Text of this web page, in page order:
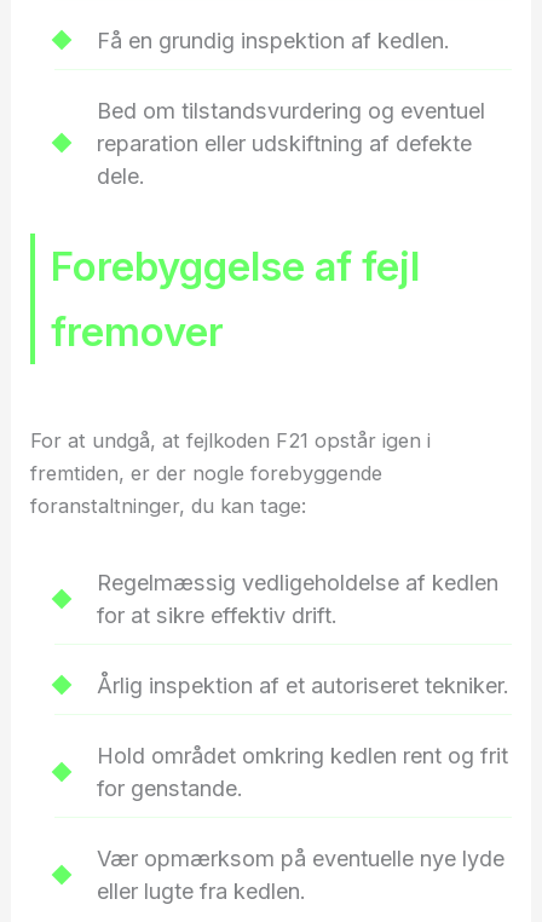
Få en grundig inspektion af kedlen.
Bed om tilstandsvurdering og eventuel
reparation eller udskiftning af defekte
dele.
Forebyggelse af fejl
fremover
For at undgå, at fejlkoden F21 opstår igen i
fremtiden, er der nogle forebyggende
foranstaltninger, du kan tage:
Regelmæssig vedligeholdelse af kedlen
for at sikre effektiv drift.
Årlig inspektion af et autoriseret tekniker.
Hold området omkring kedlen rent og frit
for genstande.
Vær opmærksom på eventuelle nye lyde
eller lugte fra kedlen.